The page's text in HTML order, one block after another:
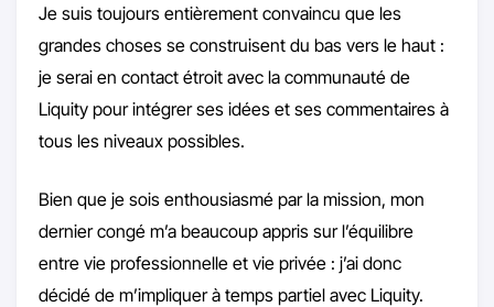
Je suis toujours entièrement convaincu que les
grandes choses se construisent du bas vers le haut :
je serai en contact étroit avec la communauté de
Liquity pour intégrer ses idées et ses commentaires à
tous les niveaux possibles.
Bien que je sois enthousiasmé par la mission, mon
dernier congé m’a beaucoup appris sur l’équilibre
entre vie professionnelle et vie privée : j’ai donc
décidé de m’impliquer à temps partiel avec Liquity.